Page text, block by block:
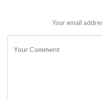
Your email